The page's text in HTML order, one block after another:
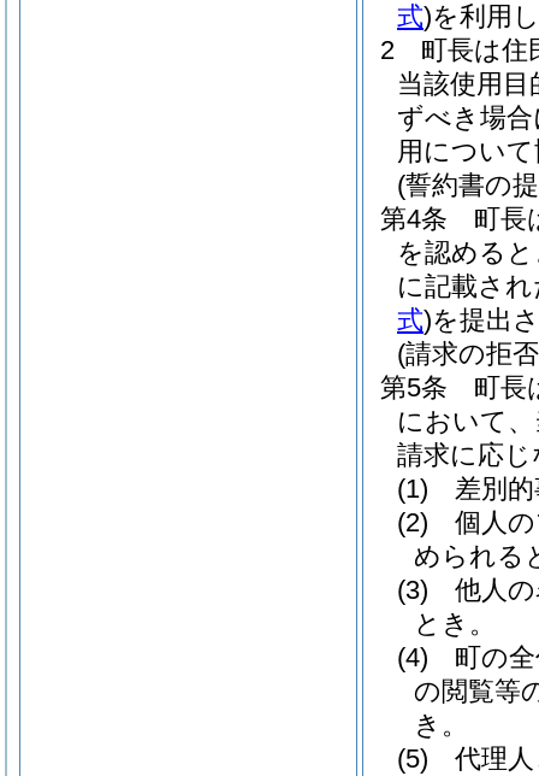
式)を利用
2
町長は住
当該使用
ずべき場
用につい
(誓約書の
第4条
町長
を認める
に記載さ
式)を提出
(請求の拒
第5条
町長
において
請求に応
(1)
差別
(2)
個人
められる
(3)
他人
とき。
(4)
町の
の閲覧等
き。
(5)
代理